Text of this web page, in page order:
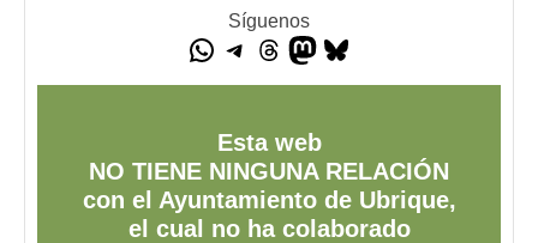
Síguenos
Esta web
NO TIENE NINGUNA RELACIÓN
con el Ayuntamiento de Ubrique,
el cual no ha colaborado